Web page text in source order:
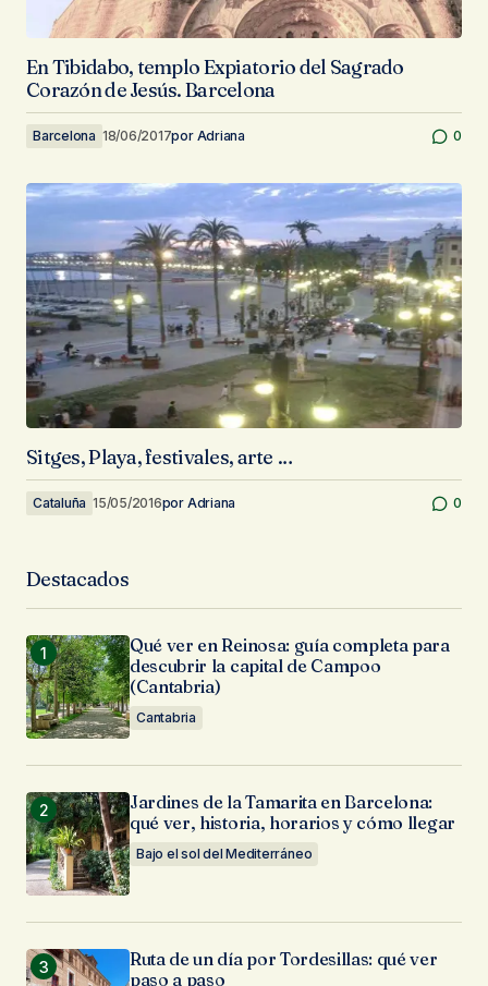
En Tibidabo, templo Expiatorio del Sagrado
Corazón de Jesús. Barcelona
Barcelona 18/06/2017por Adriana 0
Sitges, Playa, festivales, arte …
Cataluña 15/05/2016por Adriana 0
Destacados
Qué ver en Reinosa: guía completa para
descubrir la capital de Campoo
(Cantabria)
Cantabria
Jardines de la Tamarita en Barcelona:
qué ver, historia, horarios y cómo llegar
Bajo el sol del Mediterráneo
Ruta de un día por Tordesillas: qué ver
paso a paso